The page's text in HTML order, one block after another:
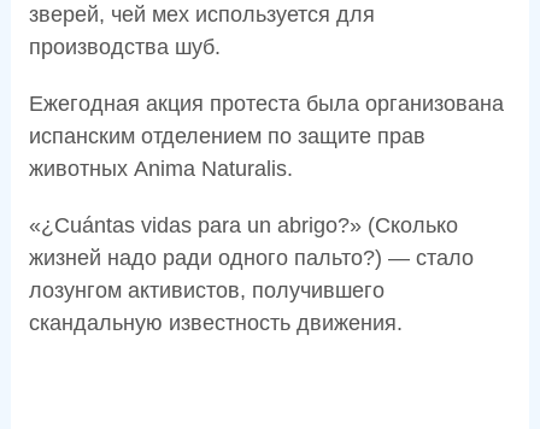
зверей, чей мех используется для
производства шуб.
Ежегодная акция протеста была организована
испанским отделением по защите прав
животных Anima Naturalis.
«¿Cuántas vidas para un abrigo?» (Сколько
жизней надо ради одного пальто?) — стало
лозунгом активистов, получившего
скандальную известность движения.